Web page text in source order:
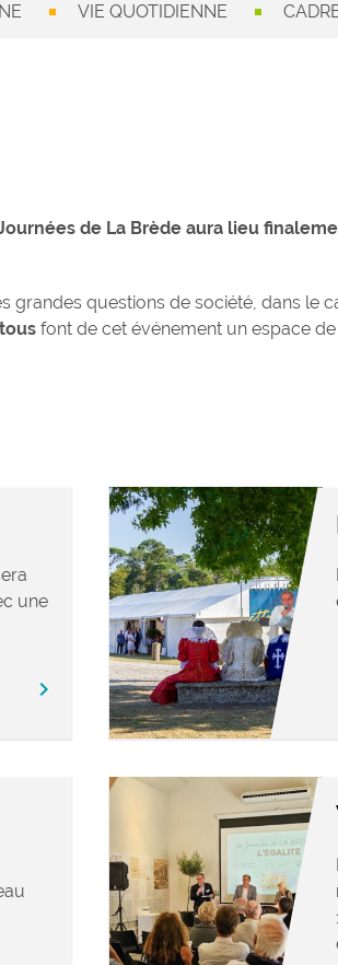
VIE QUOTIDIENNE
de La Brède aura lieu
questions de société, dans le
font de cet événement un espace
une
chevron_right